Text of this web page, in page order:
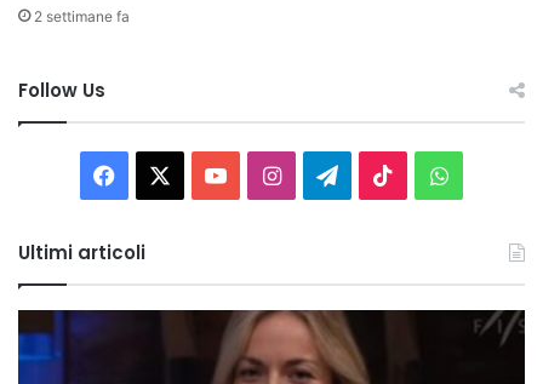
2 settimane fa
Follow Us
Facebook You InstagramTelegram
TikTok
Ultimi articoli